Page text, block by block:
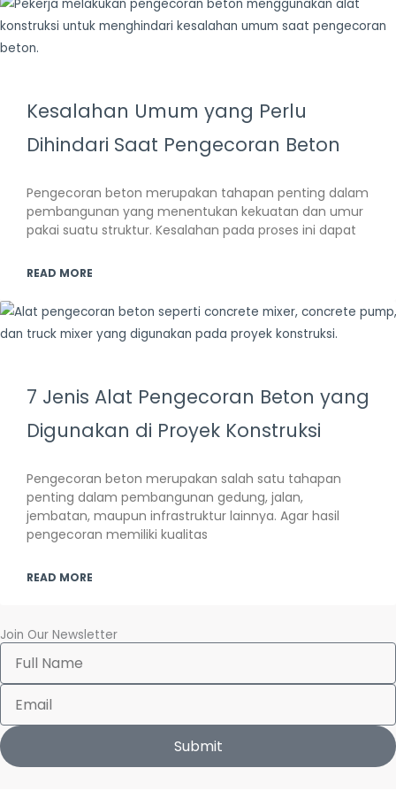
Kesalahan Umum yang Perlu
Dihindari Saat Pengecoran Beton
Pengecoran beton merupakan tahapan penting dalam
pembangunan yang menentukan kekuatan dan umur
pakai suatu struktur. Kesalahan pada proses ini dapat
READ MORE
7 Jenis Alat Pengecoran Beton yang
Digunakan di Proyek Konstruksi
Pengecoran beton merupakan salah satu tahapan
penting dalam pembangunan gedung, jalan,
jembatan, maupun infrastruktur lainnya. Agar hasil
pengecoran memiliki kualitas
READ MORE
Join Our Newsletter
Submit